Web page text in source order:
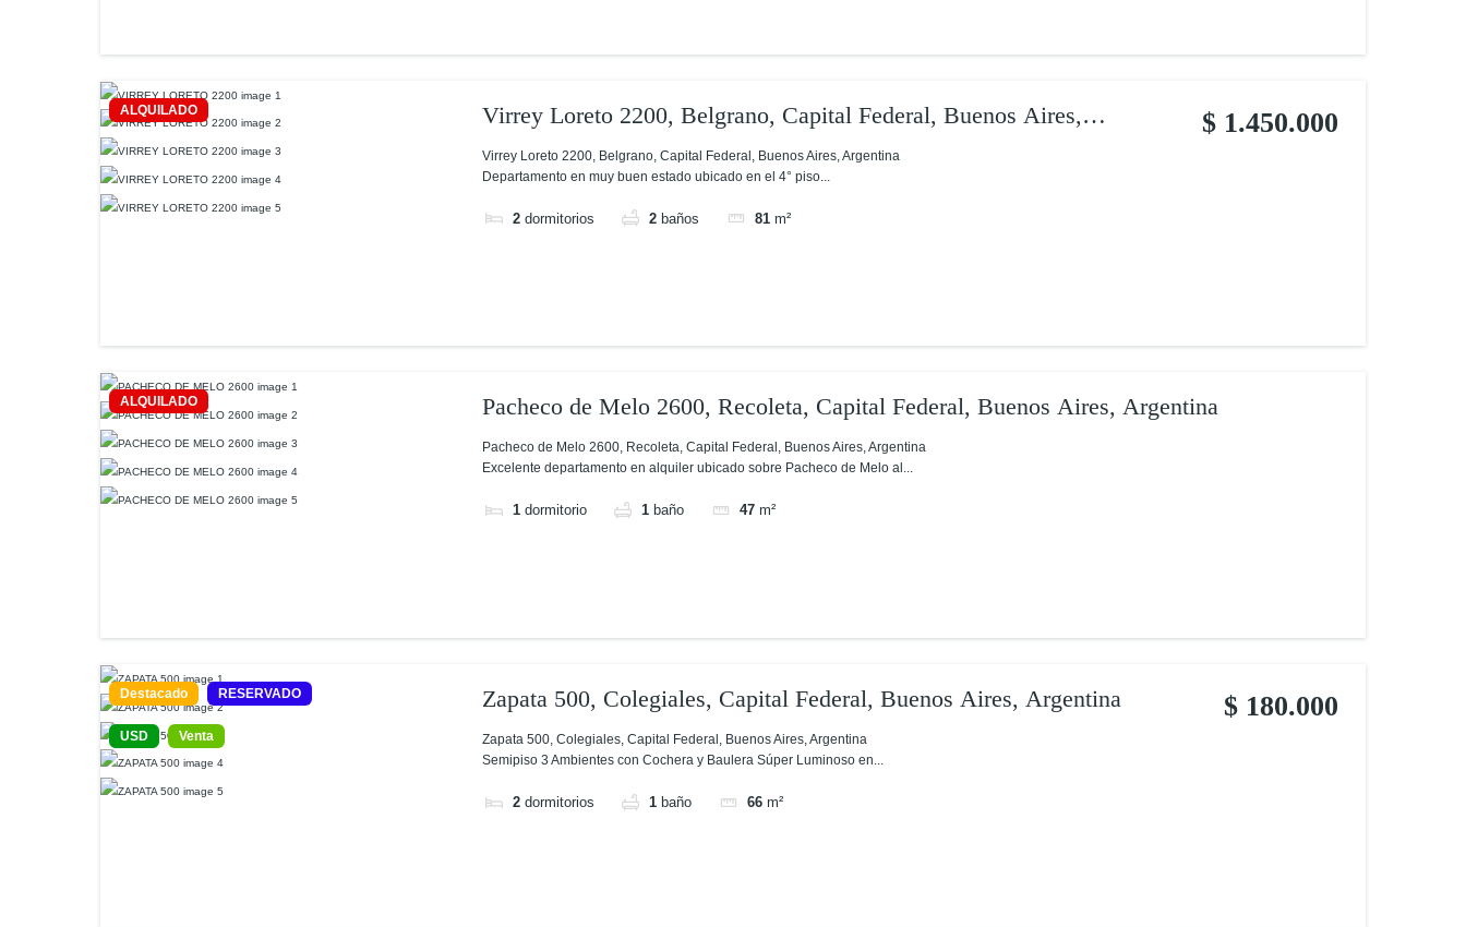
ALQUILADO
Virrey Loreto 2200, Belgrano, Capital Federal, Buenos Aires,
Argentina
Virrey Loreto 2200, Belgrano, Capital Federal, Buenos Aires, Argentina
Departamento en muy buen estado ubicado en el 4° piso...
2 dormitorios 2 baños 81 m²
$ 1.450.000
ALQUILADO Pacheco de Melo 2600, Recoleta, Capital Federal, Buenos Aires, Argentina
Pacheco de Melo 2600, Recoleta, Capital Federal, Buenos Aires, Argentina
Excelente departamento en alquiler ubicado sobre Pacheco de Melo al...
1 dormitorio 1 baño 47 m²
Destacado RESERVADO
USD Venta
Zapata 500, Colegiales, Capital Federal, Buenos Aires, Argentina
Zapata 500, Colegiales, Capital Federal, Buenos Aires, Argentina
Semipiso 3 Ambientes con Cochera y Baulera Súper Luminoso en...
2 dormitorios 1 baño 66 m²
$ 180.000